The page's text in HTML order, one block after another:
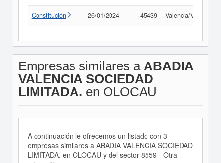
Constitución 26/01/2024 45439 Valencia/València
Empresas similares a ABADIA
VALENCIA SOCIEDAD
LIMITADA. en OLOCAU
A continuación le ofrecemos un listado con 3
empresas similares a ABADIA VALENCIA SOCIEDAD
LIMITADA. en OLOCAU y del sector 8559 - Otra